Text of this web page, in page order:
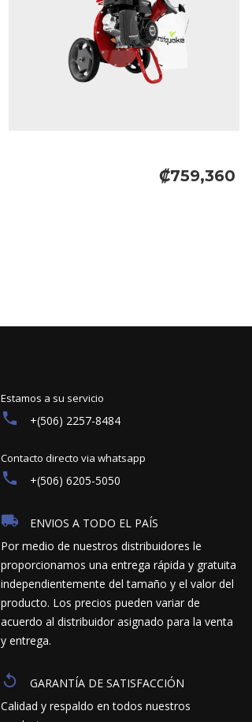
₡759,360
Estamos a su servicio
+(506) 2257-8484
Contacto directo via whatsapp
+(506) 6205-5050
ENVIOS A TODO EL PAÍS
Por medio de nuestros distribuidores le
proporcionamos una entrega rápida y gratuita
independientemente del tamaño y el valor del
producto. Los precios pueden variar de
acuerdo al distribuidor asignado para la venta
y entrega.
GARANTÍA DE SATISFACCIÓN
Calidad y respaldo en todos nuestros